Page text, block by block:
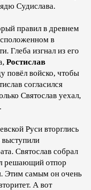
Судислава.
правил в древнем
в
Глеба изгнал из его
Ростислав
повёл войско, чтобы
согласился
Святослав уехал,
Руси вторглись
Святослав собрал
решающий отпор
Этим самым он очень
А вот